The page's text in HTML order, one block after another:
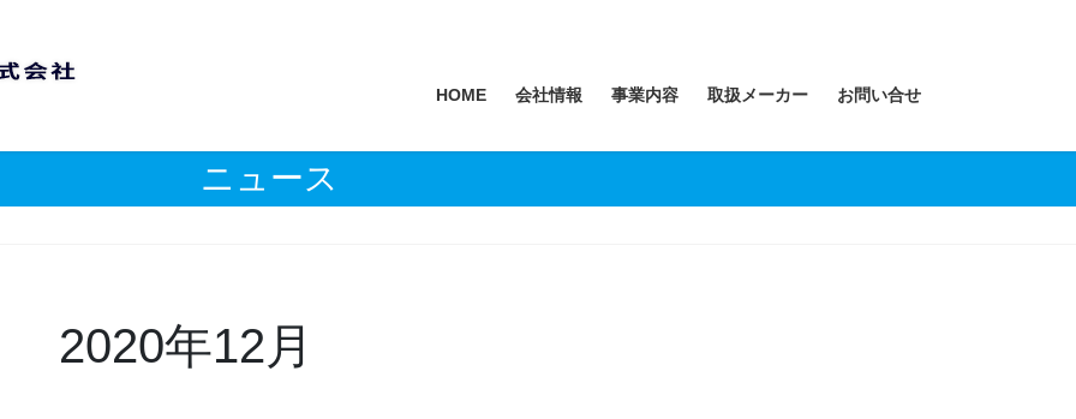
HOME 会社情報 事業内容 取扱メーカー お問い合せ
ニュース
2020年12月